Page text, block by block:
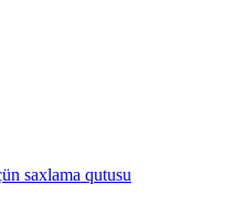
saxlama qutusu